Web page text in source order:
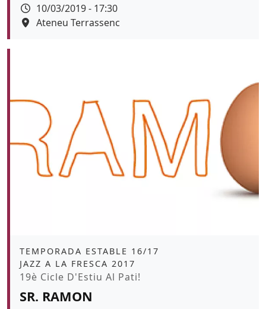
Data
10/03/2019 - 17:30
Espai
Ateneu Terrassenc
Àmbit
TEMPORADA ESTABLE 16/17
JAZZ A LA FRESCA 2017
Promoció
19è Cicle D'Estiu Al Pati!
SR. RAMON